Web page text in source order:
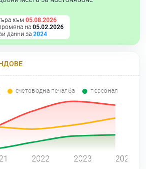
към 05.08.2026
на 05.02.2026
данни за 2024
счетоводна печалба персонал
2022 2023 2024